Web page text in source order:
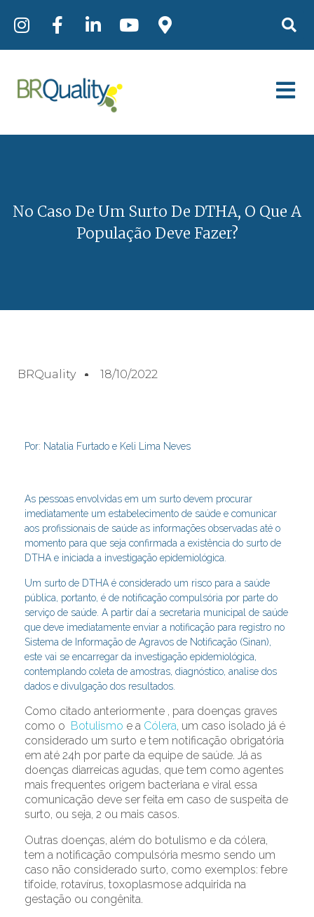
No Caso De Um Surto De DTHA, O Que A
População Deve Fazer?
BRQuality 18/10/2022
Por: Natalia Furtado e Keli Lima Neves
As pessoas envolvidas em um surto devem procurar
imediatamente um estabelecimento de saúde e comunicar
aos profissionais de saúde as informações observadas até o
momento para que seja confirmada a existência do surto de
DTHA e iniciada a investigação epidemiológica.
Um surto de DTHA é considerado um risco para a saúde
pública, portanto, é de notificação compulsória por parte do
serviço de saúde. A partir daí a secretaria municipal de saúde
que deve imediatamente enviar a notificação para registro no
Sistema de Informação de Agravos de Notificação (Sinan),
este vai se encarregar da investigação epidemiológica,
contemplando coleta de amostras, diagnóstico, analise dos
dados e divulgação dos resultados.
Como citado anteriormente , para doenças graves
como o Botulismo e a Cólera, um caso isolado já é
considerado um surto e tem notificação obrigatória
em até 24h por parte da equipe de saúde. Já as
doenças diarreicas agudas, que tem como agentes
mais frequentes origem bacteriana e viral essa
comunicação deve ser feita em caso de suspeita de
surto, ou seja, 2 ou mais casos.
Outras doenças, além do botulismo e da cólera,
tem a notificação compulsória mesmo sendo um
caso não considerado surto, como exemplos: febre
tifoide, rotavírus, toxoplasmose adquirida na
gestação ou congênita.